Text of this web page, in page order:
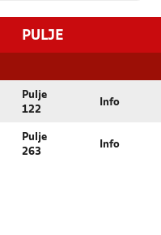
PULJE
Pulje
122
Info
Pulje
263
Info